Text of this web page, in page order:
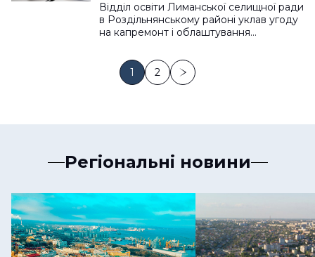
Відділ освіти Лиманської селищної ради
в Роздільнянському районі уклав угоду
на капремонт і облаштування…
1 2
Регіональні новини